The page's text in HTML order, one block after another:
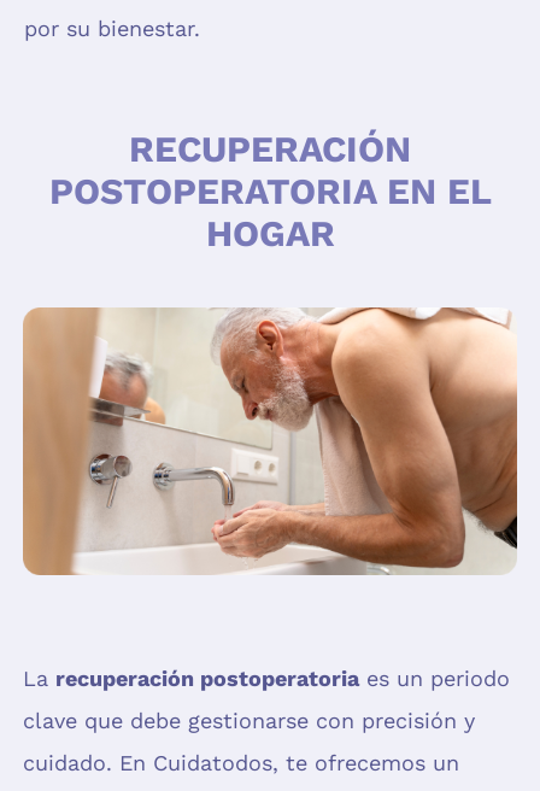
por su bienestar.
RECUPERACIÓN
POSTOPERATORIA EN EL
HOGAR
La recuperación postoperatoriaes un periodo
clave que debe gestionarse con precisión y
cuidado. En Cuidatodos, te ofrecemos un